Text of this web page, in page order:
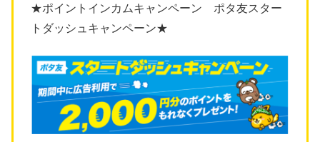
★ポイントインカムキャンペーン ポタ友スター
トダッシュキャンペーン★